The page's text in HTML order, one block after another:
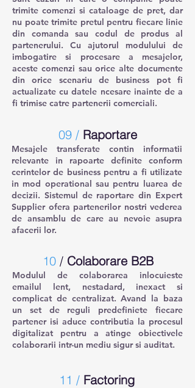
trimite comenzi si cataloage de pret, dar
nu poate trimite pretul pentru fiecare linie
din comanda sau codul de produs al
partenerului. Cu ajutorul modulului de
imbogatire si procesare a mesajelor,
aceste comenzi sau orice alte documente
din orice scenariu de business pot fi
actualizate cu datele ncesare inainte de a
fi trimise catre partenerii comerciali.
09 / Raportare
Mesajele transferate contin informatii
relevante in rapoarte definite conform
cerintelor de business pentru a fi utilizate
in mod operational sau pentru luarea de
decizii. Sistemul de raportare din Expert
Supplier ofera partenerilor nostri vederea
de ansamblu de care au nevoie asupra
afacerii lor.
10 / Colaborare B2B
Modulul de colaborarea inlocuieste
emailul lent, nestadard, inexact si
complicat de centralizat. Avand la baza
un set de reguli predefiniete fiecare
partener isi aduce contributia la procesul
digitalizat pentru a atinge obiectivele
colaborarii intr-un mediu sigur si auditat.
11 / Factoring